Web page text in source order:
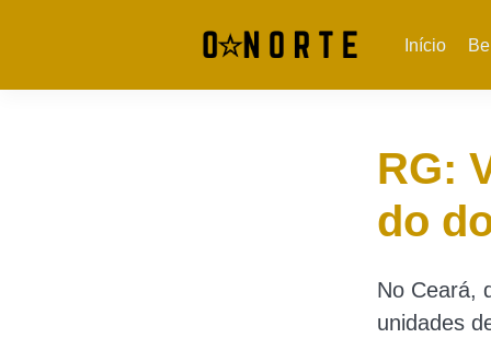
Início
RG:
do
No Ceará,
unidades